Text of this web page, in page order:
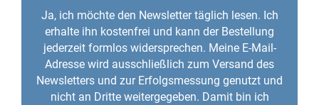
Ja, ich möchte den Newsletter täglich lesen. Ich
erhalte ihn kostenfrei und kann der Bestellung
jederzeit formlos widersprechen. Meine E-Mail-
Adresse wird ausschließlich zum Versand des
Newsletters und zur Erfolgsmessung genutzt und
nicht an Dritte weitergegeben. Damit bin ich